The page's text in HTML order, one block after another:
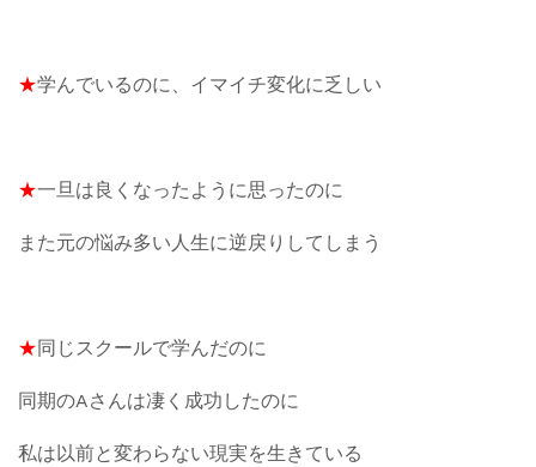
★学んでいるのに、イマイチ変化に乏しい
★一旦は良くなったように思ったのに
また元の悩み多い人生に逆戻りしてしまう
★同じスクールで学んだのに
同期のAさんは凄く成功したのに
私は以前と変わらない現実を生きている